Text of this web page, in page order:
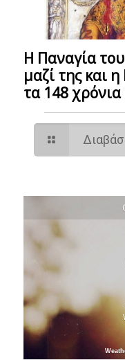
Η Παναγία του
μαζί της και
τα 148